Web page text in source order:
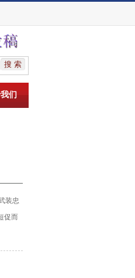
们
装忠
促而